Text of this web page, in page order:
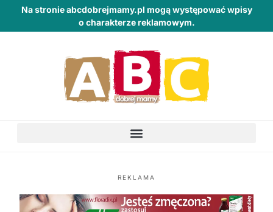
Na stronie abcdobrejmamy.pl mogą występować wpisy
o charakterze reklamowym.
REKLAMA